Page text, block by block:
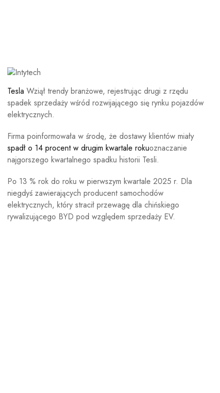
Tesla Wziął trendy branżowe, rejestrując drugi z rzędu
spadek sprzedaży wśród rozwijającego się rynku pojazdów
elektrycznych.
Firma poinformowała w środę, że dostawy klientów miały
spadł o 14 procent w drugim kwartale rokuoznaczanie
najgorszego kwartalnego spadku historii Tesli.
Po 13 % rok do roku w pierwszym kwartale 2025 r. Dla
niegdyś zawierających producent samochodów
elektrycznych, który stracił przewagę dla chińskiego
rywalizującego BYD pod względem sprzedaży EV.